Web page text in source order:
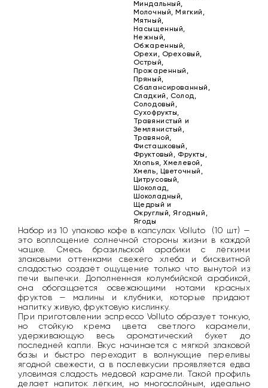
Миндальный,
Молочный, Мягкий,
Мятный,
Насыщенный,
Нежный,
Обжаренный,
Орехи, Ореховый,
Острый,
Прожаренный,
Пряный,
Сбалансированный,
Сладкий, Солод,
Солодовый,
Сухофрукты,
Травянистый и
Землянистый,
Травяной,
Фисташковый,
Фруктовый, Фрукты,
Хлопья, Хмелевой,
Хмель, Цветочный,
Цитрусовый,
Шоколад,
Шоколадный,
Щедрый и
Округлый, Ягодный,
Ягоды
Набор из 10 упаково кофе в капсулах Volluto (10 шт) —
это воплощение солнечной стороны жизни в каждой
чашке. Смесь бразильской арабики с лёгкими
злаковыми оттенками свежего хлеба и бисквитной
сладостью создаёт ощущение только что вынутой из
печи выпечки. Дополненная колумбийской арабикой,
она обогащается освежающими нотами красных
фруктов — малины и клубники, которые придают
напитку живую, фруктовую кислинку.
При приготовлении эспрессо Volluto образует тонкую,
но стойкую крема цвета светлого карамели,
удерживающую весь ароматический букет до
последней капли. Вкус начинается с мягкой злаковой
базы и быстро переходит в волнующие переливы
ягодной свежести, а в послевкусии проявляется едва
уловимая сладость медовой карамели. Такой профиль
делает напиток лёгким, но многослойным, идеально